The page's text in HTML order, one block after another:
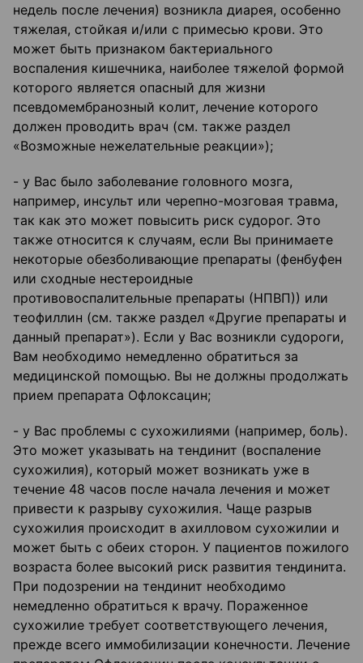
недель после лечения) возникла диарея, особенно
тяжелая, стойкая и/или с примесью крови. Это
может быть признаком бактериального
воспаления кишечника, наиболее тяжелой формой
которого является опасный для жизни
псевдомембранозный колит, лечение которого
должен проводить врач (см. также раздел
«Возможные нежелательные реакции»);
- у Вас было заболевание головного мозга,
например, инсульт или черепно-мозговая травма,
так как это может повысить риск судорог. Это
также относится к случаям, если Вы принимаете
некоторые обезболивающие препараты (фенбуфен
или сходные нестероидные
противовоспалительные препараты (НПВП)) или
теофиллин (см. также раздел «Другие препараты и
данный препарат»). Если у Вас возникли судороги,
Вам необходимо немедленно обратиться за
медицинской помощью. Вы не должны продолжать
прием препарата Офлоксацин;
- у Вас проблемы с сухожилиями (например, боль).
Это может указывать на тендинит (воспаление
сухожилия), который может возникать уже в
течение 48 часов после начала лечения и может
привести к разрыву сухожилия. Чаще разрыв
сухожилия происходит в ахилловом сухожилии и
может быть с обеих сторон. У пациентов пожилого
возраста более высокий риск развития тендинита.
При подозрении на тендинит необходимо
немедленно обратиться к врачу. Пораженное
сухожилие требует соответствующего лечения,
прежде всего иммобилизации конечности. Лечение